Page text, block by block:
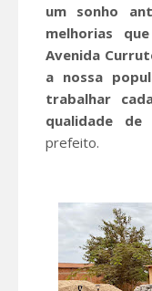
um sonho
melhorias
Avenida
a nossa
trabalhar
qualidade de
prefeito.